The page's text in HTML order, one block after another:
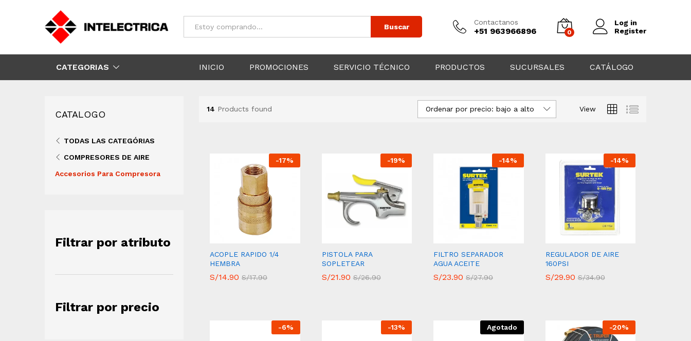
Todos Buscar
Contactanos
+51 963966896 0
Log in
Register
CATEGORIAS INICIO PROMOCIONES SERVICIO TÉCNICO PRODUCTOS SUCURSALES CATÁLOGO
14 Products found View
Ordenar por precio: bajo a alto
-17%
ACOPLE RAPIDO 1/4
HEMBRA
S/14.90 S/17.90
S/14.90 S/17.90
-19%
PISTOLA PARA
SOPLETEAR
S/21.90 S/26.90
S/21.90 S/26.90
-14%
FILTRO SEPARADOR
AGUA ACEITE
S/23.90 S/27.90
S/23.90 S/27.90
-14%
REGULADOR DE AIRE
160PSI
S/29.90 S/34.90
S/29.90 S/34.90
-6% -13% Agotado -20%
CATALOGO
TODAS LAS CATEGÓRIAS
COMPRESORES DE AIRE
Accesorios Para Compresora
Filtrar por atributo
Filtrar por precio